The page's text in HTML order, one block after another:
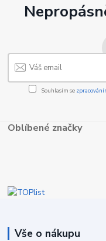
Souhlasím se
Oblíbené značky
Vše o nákupu